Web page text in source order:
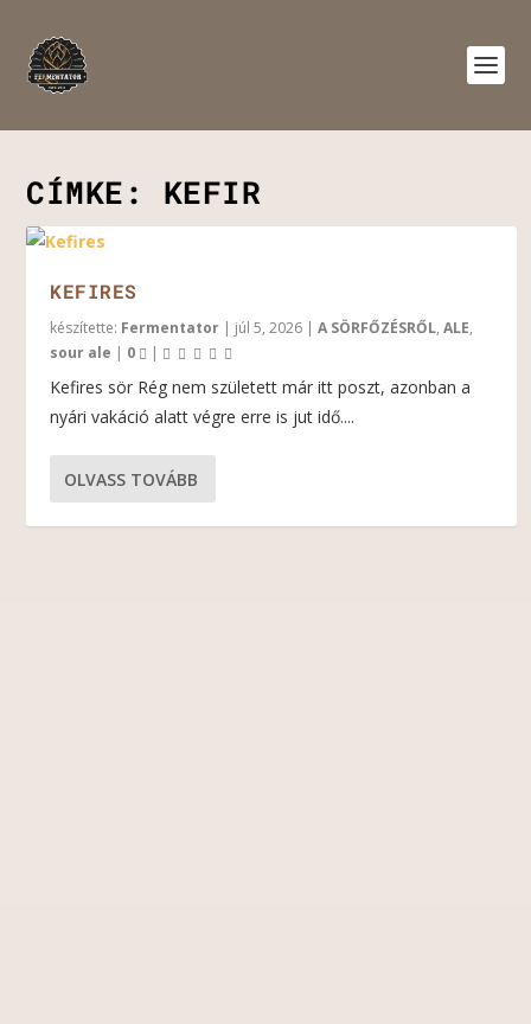
CÍMKE: KEFIR
KEFIRES
készítette: Fermentator | júl 5, 2026 |A SÖRFŐZÉSRŐL,ALE,
sour ale | 0 |
Kefires sör Rég nem született már itt poszt, azonban a
nyári vakáció alatt végre erre is jut idő....
OLVASS TOVÁBB